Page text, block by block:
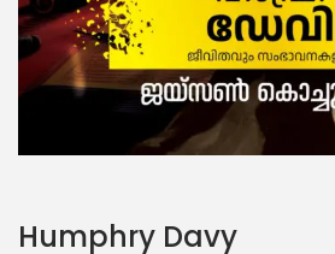
Humphry Davy